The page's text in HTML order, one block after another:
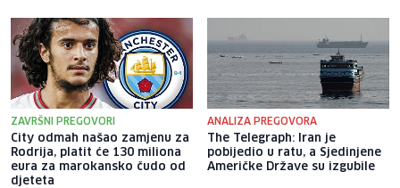
ZAVRŠNI PREGOVORI
City odmah našao zamjenu za
Rodrija, platit će 130 miliona
eura za marokansko čudo od
djeteta
ANALIZA PREGOVORA
The Telegraph: Iran je
pobijedio u ratu, a Sjedinjene
Američke Države su izgubile